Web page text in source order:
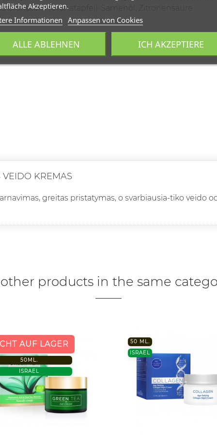
Granatum (Granatapfel)-Samenöl, Zitronensäure
VEIDO KREMAS
greitas pristatymas, o svarbiausia-tiko veido
other products in the same
AUF LAGER
50ML.
ISRAEL
50 ML.
ISRAEL
Akzeptieren.
Informationen Anpassen von Cookies
ALLE ABLEHNEN ICH AKZEPTIERE